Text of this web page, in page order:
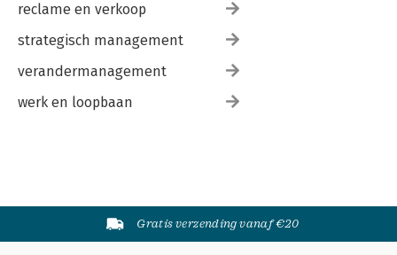
reclame en verkoop
strategisch management
verandermanagement
werk en loopbaan
Gratis verzending vanaf €20